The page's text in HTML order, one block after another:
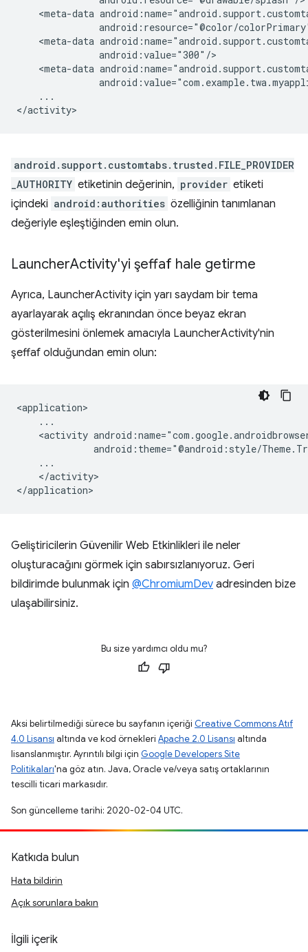
<meta-data
<meta-data
<meta-data
...
android.support.customtabs.trusted.FILE_PROVIDER
_AUTHORITY etiketinin değerinin, provider etiketi
içindeki android:authorities özelliğinin tanımlanan
değeriyle eşleştiğinden emin olun.
LauncherActivity'yi şeffaf hale getirme
Ayrıca, LauncherActivity için yarı saydam bir tema
ayarlayarak açılış ekranından önce beyaz ekran
gösterilmesini önlemek amacıyla LauncherActivity'nin
şeffaf olduğundan emin olun:
<activity
</activity>
Geliştiricilerin Güvenilir Web Etkinlikleri ile neler
oluşturacağını görmek için sabırsızlanıyoruz. Geri
bildirimde bulunmak için @ChromiumDev adresinden bize
ulaşabilirsiniz.
Bu size yardımcı oldu mu?
Aksi belirtilmediği sürece bu sayfanın içeriği Creative Commons Atıf
4.0 Lisansı altında ve kod örnekleri Apache 2.0 Lisansı altında
lisanslanmıştır. Ayrıntılı bilgi için Google Developers Site
Politikaları'na göz atın. Java, Oracle ve/veya satış ortaklarının
tescilli ticari markasıdır.
Son güncelleme tarihi: 2020-02-04 UTC.
Katkıda bulun
Hata bildirin
Açık sorunlara bakın
İlgili içerik